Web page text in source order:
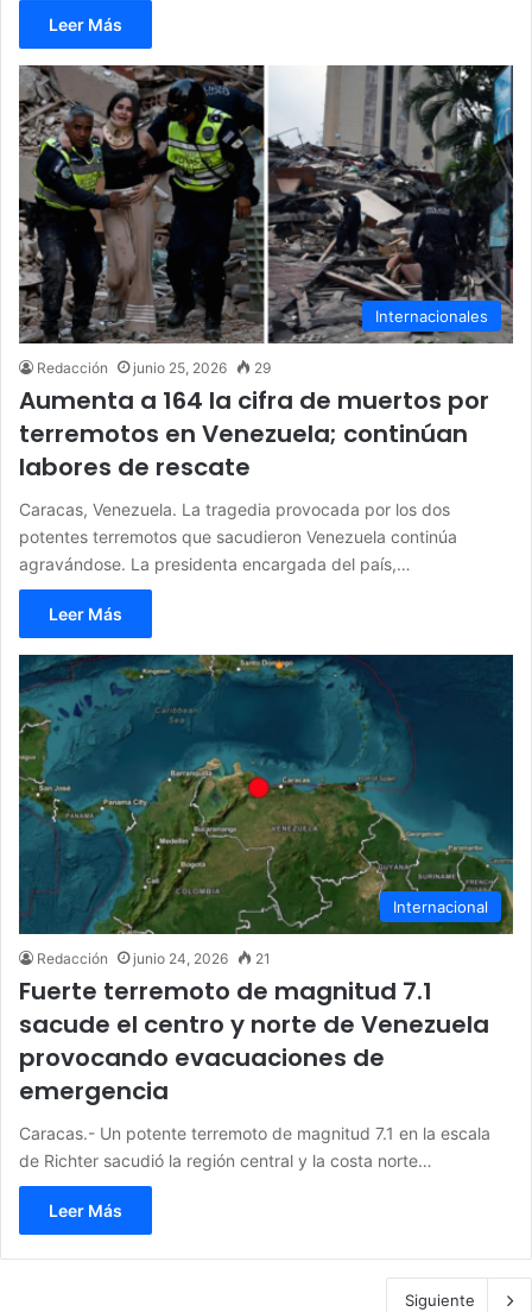
Leer Más
Internacionales
Redacción junio 25, 2026 29
Aumenta a 164 la cifra de muertos por
terremotos en Venezuela; continúan
labores de rescate
Caracas, Venezuela. La tragedia provocada por los dos
potentes terremotos que sacudieron Venezuela continúa
agravándose. La presidenta encargada del país,…
Leer Más
Internacional
Redacción junio 24, 2026 21
Fuerte terremoto de magnitud 7.1
sacude el centro y norte de Venezuela
provocando evacuaciones de
emergencia
Caracas.- Un potente terremoto de magnitud 7.1 en la escala
de Richter sacudió la región central y la costa norte…
Leer Más
Siguiente